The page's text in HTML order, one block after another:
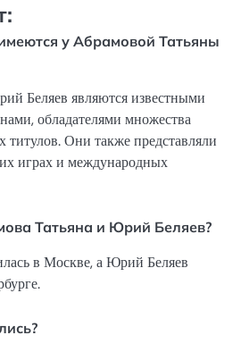
у Абрамовой Татьяны
Беляев являются известными
обладателями множества
титулов. Они также представляли
играх и международных
Татьяна и Юрий Беляев?
в Москве, а Юрий Беляев